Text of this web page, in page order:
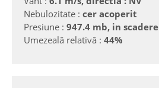
Nebulozitate : cer acoperit
Presiune : 947.4 mb, in scadere
Umezeală relativă : 44%